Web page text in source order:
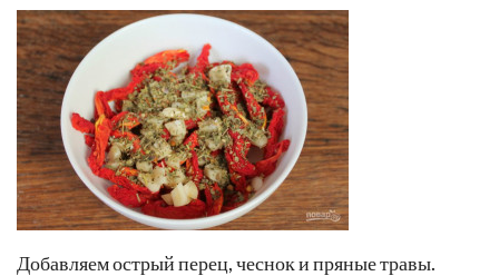
Добавляем острый перец, чеснок и пряные травы.